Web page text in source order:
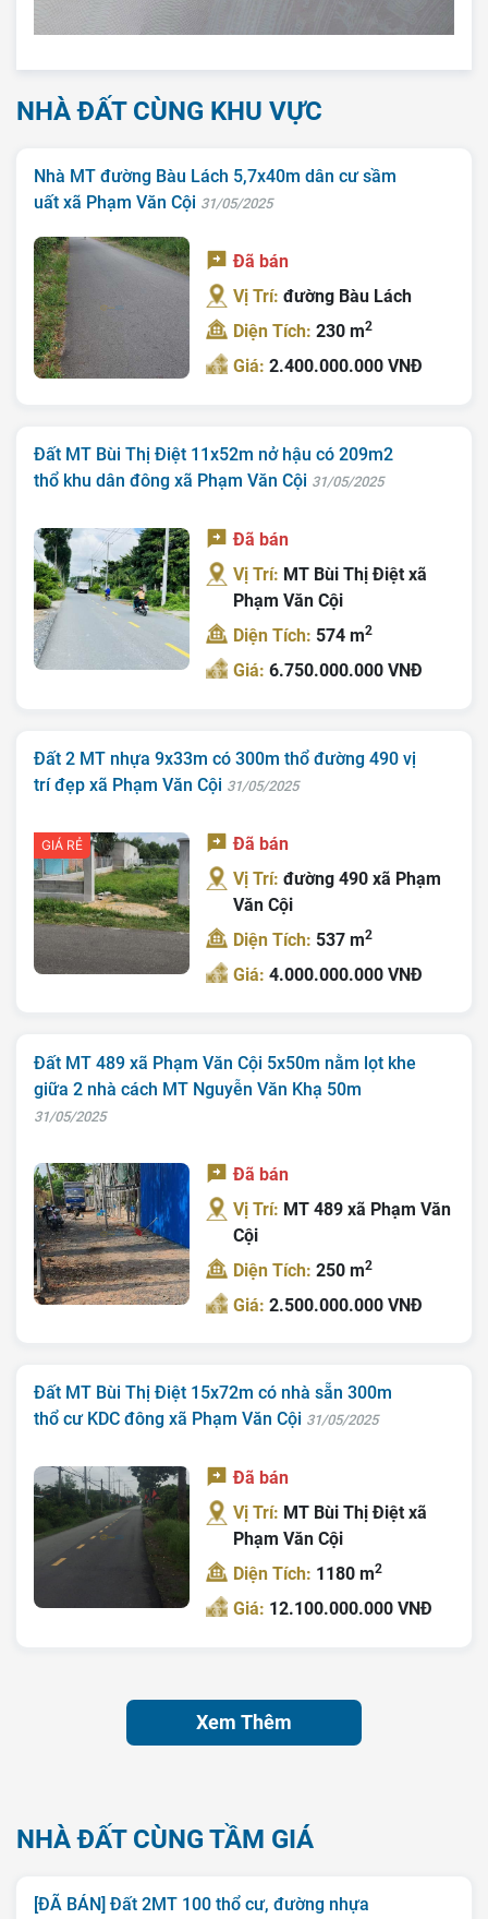
Tra Quy Hoạch
NHÀ ĐẤT CÙNG KHU VỰC
Nhà MT đường Bàu Lách 5,7x40m dân cư sầm
uất xã Phạm Văn Cội 31/05/2025
Đã bán
Vị Trí:đường Bàu Lách
Diện Tích:230 m2
Giá:2.400.000.000 VNĐ
Đất MT Bùi Thị Điệt 11x52m nở hậu có 209m2
thổ khu dân đông xã Phạm Văn Cội 31/05/2025
Đã bán
Vị Trí: MT Bùi Thị Điệt xã
Phạm Văn Cội
Diện Tích: 574 m2
Giá:6.750.000.000 VNĐ
Đất 2 MT nhựa 9x33m có 300m thổ đường 490 vị
trí đẹp xã Phạm Văn Cội 31/05/2025
GIÁ RẺ
Đã bán
Vị Trí:đường 490 xã Phạm
Văn Cội
Diện Tích: 537 m2
Giá:4.000.000.000 VNĐ
Đất MT 489 xã Phạm Văn Cội 5x50m nằm lọt khe
giữa 2 nhà cách MT Nguyễn Văn Khạ 50m
31/05/2025
Đã bán
Vị Trí: MT 489 xã Phạm Văn
Cội
Diện Tích:250 m2
Giá:2.500.000.000 VNĐ
Đất MT Bùi Thị Điệt 15x72m có nhà sẵn 300m
thổ cư KDC đông xã Phạm Văn Cội 31/05/2025
Đã bán
Vị Trí: MT Bùi Thị Điệt xã
Phạm Văn Cội
Diện Tích: 1180 m2
Giá: 12.100.000.000 VNĐ
Xem Thêm
NHÀ ĐẤT CÙNG TẦM GIÁ
[ĐÃ BÁN] Đất 2MT 100 thổ cư, đường nhựa